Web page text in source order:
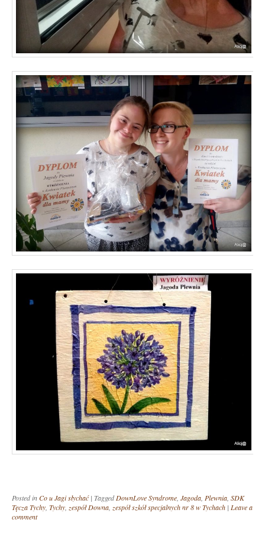
Posted inCo u Jagi słychać | TaggedDownLove Syndrome, Jagoda, Plewnia, SDK
Tęcza Tychy, Tychy, zespół Downa, zespół szkół specjalnych nr 8 w Tychach | Leave a
comment